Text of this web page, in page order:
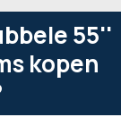
55''
kopen